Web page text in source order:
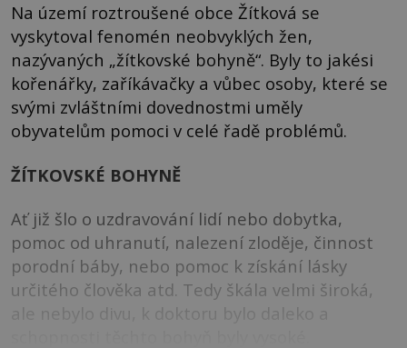
Na území roztroušené obce Žítková se
vyskytoval fenomén neobvyklých žen,
nazývaných „žítkovské bohyně“. Byly to jakési
kořenářky, zaříkávačky a vůbec osoby, které se
svými zvláštními dovednostmi uměly
obyvatelům pomoci v celé řadě problémů.
ŽÍTKOVSKÉ BOHYNĚ
Ať již šlo o uzdravování lidí nebo dobytka,
pomoc od uhranutí, nalezení zloděje, činnost
porodní báby, nebo pomoc k získání lásky
určitého člověka atd. Tedy škála velmi široká,
ale nebylo divu, k doktoru bylo daleko a